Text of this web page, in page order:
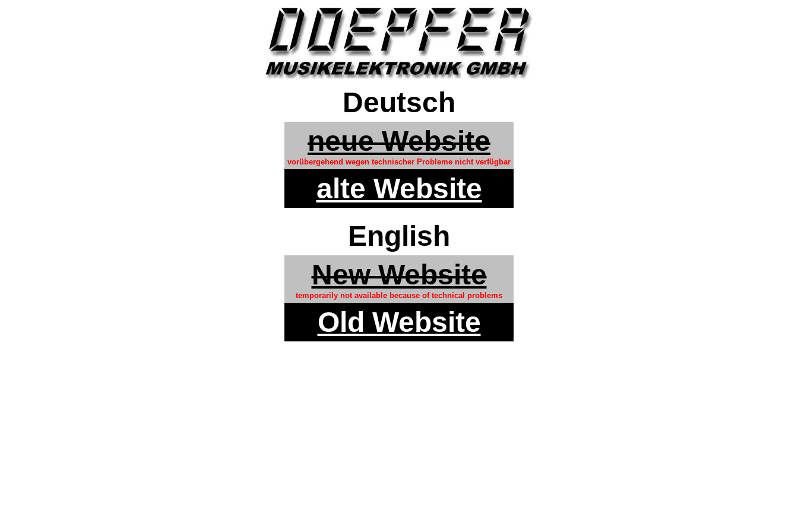
Deutsch
neue Website
vorübergehend wegen technischer Probleme nicht verfügbar
alte Website
English
New Website
temporarily not available because of technical problems
Old Website